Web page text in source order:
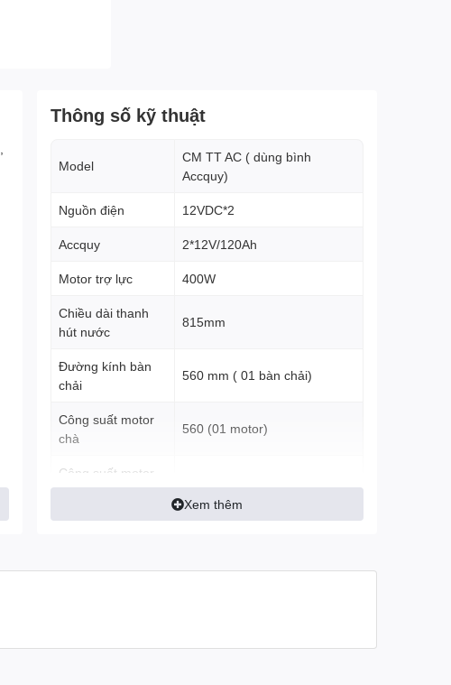
Thông số kỹ thuật
Model
CM TT AC ( dùng bình
Accquy)
Nguồn điện 12VDC*2
Accquy 2*12V/120Ah
Motor trợ lực 400W
Chiều dài thanh
hút nước
815mm
Đường kính bàn
chải
560 mm ( 01 bàn chải)
Công suất motor
chà
560 (01 motor)
Công suất motor
hút
Tốc độ quay 148 RPM
sạch
Xem thêm